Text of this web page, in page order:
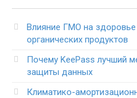
Влияние ГМО на
органических продуктов
Почему KeePass лучший
защиты данных
Климатико-